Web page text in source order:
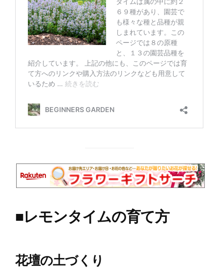
■レモンタイムの育て方
花壇の土づくり